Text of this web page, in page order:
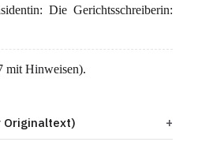
Die Gerichtsschreiberin:
mit Hinweisen).
Originaltext)